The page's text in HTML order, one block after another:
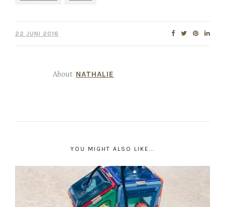
22 JUNI 2016
About NATHALIE
YOU MIGHT ALSO LIKE...